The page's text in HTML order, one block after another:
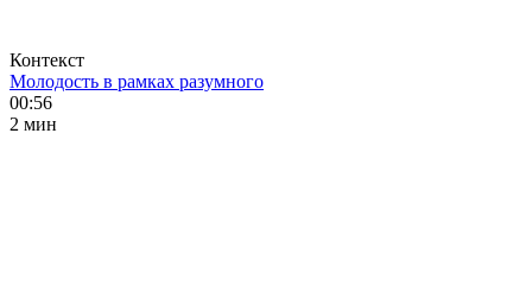
Контекст
Молодость в рамках разумного
00:56
2 мин